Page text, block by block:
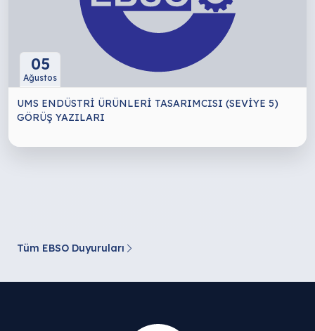
05
Ağustos
UMS ENDÜSTRİ ÜRÜNLERİ TASARIMCISI (SEVİYE 5)
GÖRÜŞ YAZILARI
Tüm EBSO Duyuruları